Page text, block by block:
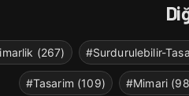
(267) #Surdurulebilir-
#Tasarim (109) #Mimari